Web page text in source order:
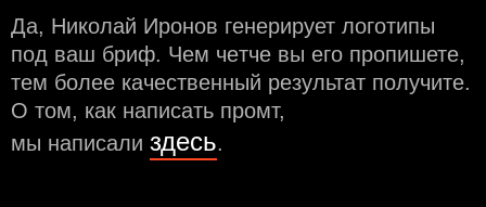
Да, Николай Иронов генерирует логотипы
под ваш бриф. Чем чeтче вы его пропишете,
тем более качественный результат получите.
О том, как написать промт,
мы написали здесь.